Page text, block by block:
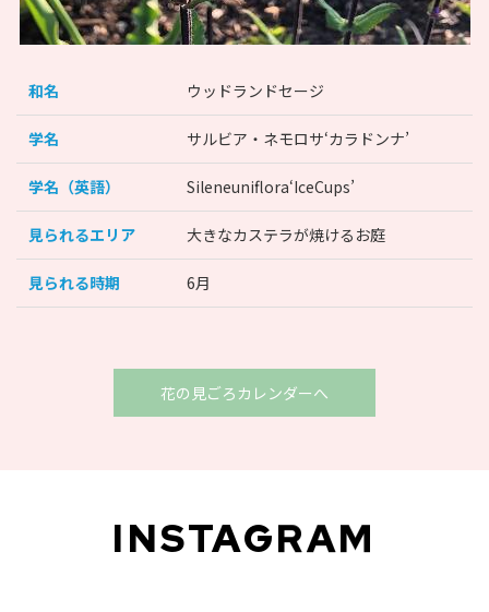
和名 ウッドランドセージ
学名 サルビア・ネモロサ‘カラドンナ’
学名（英語） Sileneuniflora‘IceCups’
見られるエリア 大きなカステラが焼けるお庭
見られる時期 6月
花の見ごろカレンダーへ
INSTAGRAM